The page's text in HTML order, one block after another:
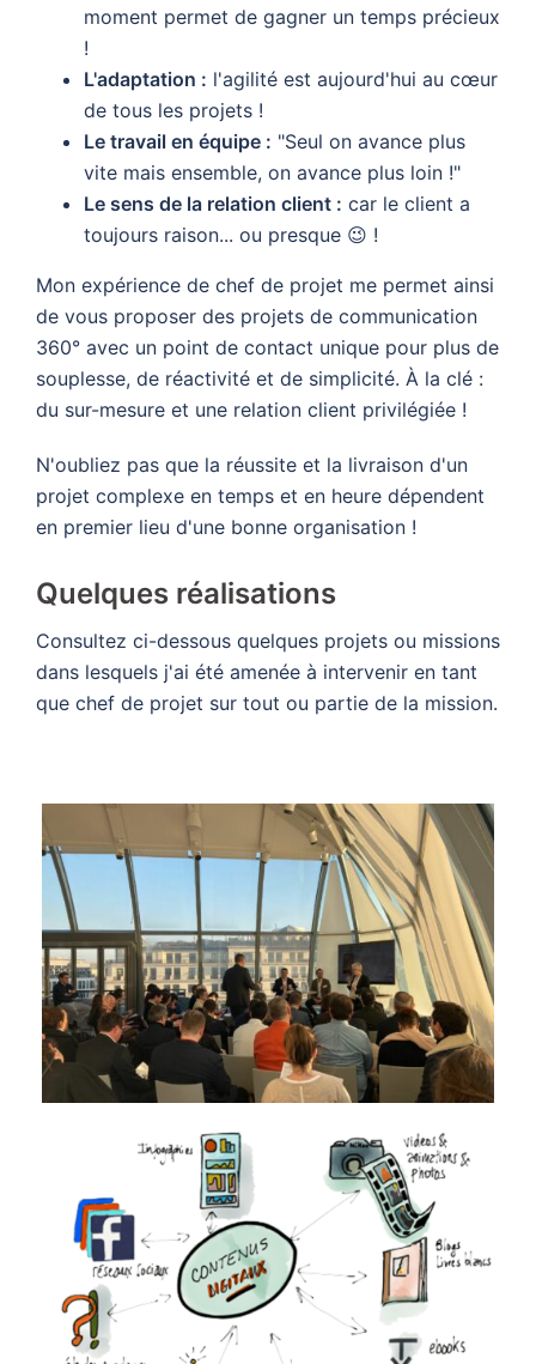
moment permet de gagner un temps précieux
!
L'adaptation : l'agilité est aujourd'hui au cœur
de tous les projets !
Le travail en équipe : "Seul on avance plus
vite mais ensemble, on avance plus loin !"
Le sens de la relation client : car le client a
toujours raison... ou presque 😉 !
Mon expérience de chef de projet me permet ainsi
de vous proposer des projets de communication
360° avec un point de contact unique pour plus de
souplesse, de réactivité et de simplicité. À la clé :
du sur-mesure et une relation client privilégiée !
N'oubliez pas que la réussite et la livraison d'un
projet complexe en temps et en heure dépendent
en premier lieu d'une bonne organisation !
Quelques réalisations
Consultez ci-dessous quelques projets ou missions
dans lesquels j'ai été amenée à intervenir en tant
que chef de projet sur tout ou partie de la mission.